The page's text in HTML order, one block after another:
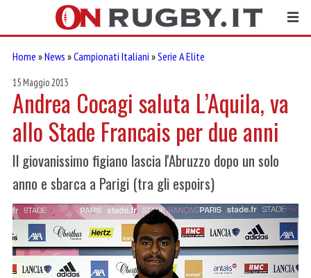
Home »News »Campionati Italiani »Serie A Elite
15 Maggio 2013
Andrea Cocagi saluta L’Aquila, va
allo Stade Francais per due anni
Il giovanissimo figiano lascia l'Abruzzo dopo un solo
anno e sbarca a Parigi (tra gli espoirs)